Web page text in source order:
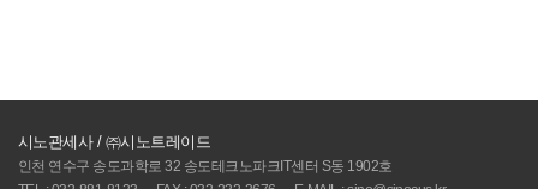
시노관세사 / ㈜시노트레이드
인천 연수구 송도과학로 32 송도테크노파크IT센터 S동 1902호